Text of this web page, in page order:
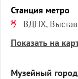
Станция метро
ВДНХ,
Показать на
Музейный